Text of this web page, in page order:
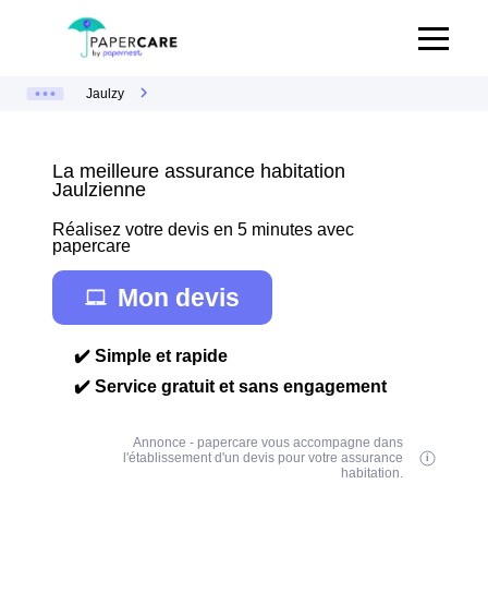
Jaulzy
La meilleure assurance habitation
Jaulzienne
Réalisez votre devis en 5 minutes avec
papercare
Mon devis
✔️ Simple et rapide
✔️ Service gratuit et sans engagement
Annonce - papercare vous accompagne dans
l'établissement d'un devis pour votre assurance
habitation.